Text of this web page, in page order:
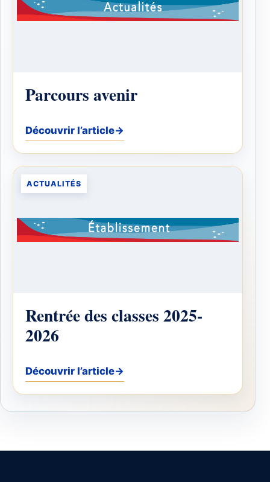
Parcours avenir
Découvrir l’article→
ACTUALITÉS
Rentrée des classes 2025-
2026
Découvrir l’article→